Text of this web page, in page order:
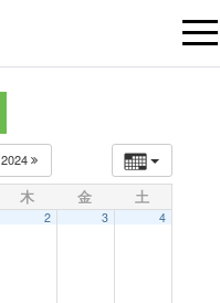
t
2024
木 金 土
2 3 4